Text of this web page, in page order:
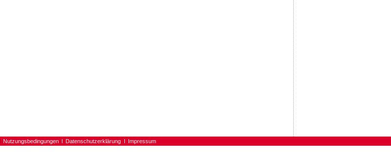
Nutzungsbedingungen Datenschutzerklärung Impressum